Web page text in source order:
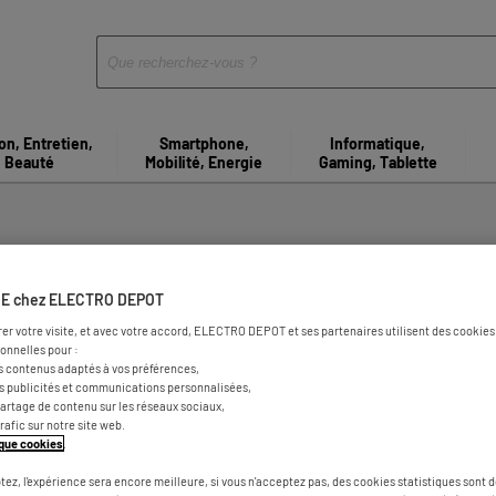
Entretien,
Beauté
Smartphone,
Mobilité, Energie
Informatique,
Gaming, Tablette
d'électroménager à
chez ELECTRO DEPOT
votre visite, et avec votre accord, ELECTRO DEPOT et ses partenaires utilisent des
pour :
contenus adaptés à vos préférences,
publicités et communications personnalisées,
de contenu sur les réseaux sociaux,
sur notre site web.
cookies
l'expérience sera encore meilleure, si vous n'acceptez pas, des cookies statistiques sont